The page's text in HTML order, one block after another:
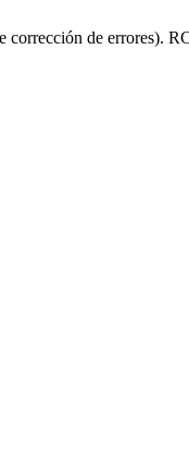
de errores).